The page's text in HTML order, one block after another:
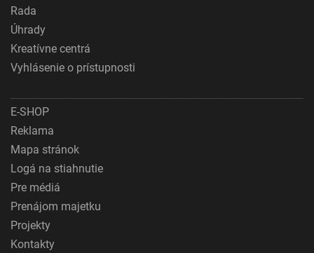
Rada
Úhrady
Kreatívne centrá
Vyhlásenie o prístupnosti
E-SHOP
Reklama
Mapa stránok
Logá na stiahnutie
Pre médiá
Prenájom majetku
Projekty
Kontakty